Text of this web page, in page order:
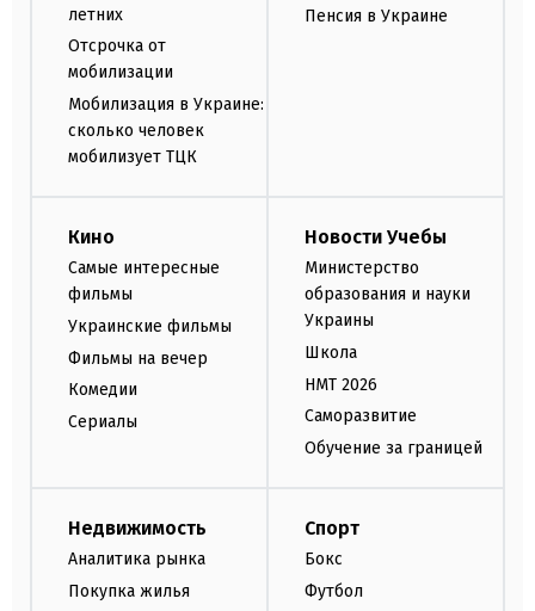
летних
Отсрочка от
мобилизации
Мобилизация в Украине:
сколько человек
мобилизует ТЦК
Пенсия в Украине
Кино
Самые интересные
фильмы
Украинские фильмы
Фильмы на вечер
Комедии
Сериалы
Новости Учебы
Министерство
образования и науки
Украины
Школа
НМТ 2026
Саморазвитие
Обучение за границей
Недвижимость
Аналитика рынка
Покупка жилья
Спорт
Бокс
Футбол